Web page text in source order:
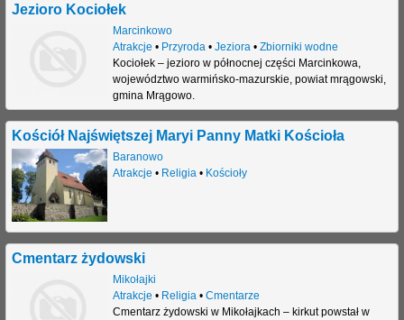
Jezioro Kociołek
Marcinkowo
Atrakcje • Przyroda• Jeziora• Zbiorniki wodne
Kociołek – jezioro w północnej części Marcinkowa,
województwo warmińsko-mazurskie, powiat mrągowski,
gmina Mrągowo.
Kościół Najświętszej Maryi Panny Matki Kościoła
Baranowo
Atrakcje • Religia• Kościoły
Cmentarz żydowski
Mikołajki
Atrakcje • Religia• Cmentarze
Cmentarz żydowski w Mikołajkach – kirkut powstał w